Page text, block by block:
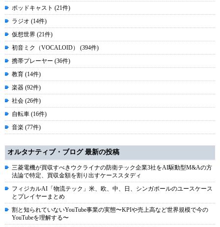
ポッドキャスト (21件)
ラジオ (14件)
仮想世界 (21件)
初音ミク（VOCALOID） (394件)
携帯プレーヤー (36件)
教育 (14件)
楽器 (92件)
社会 (26件)
自転車 (16件)
音楽 (77件)
オルタナティブ・ブログ 最新の投稿
三菱電機が買収すべきウクライナの防衛テック企業3社をAI駆動型M&Aの方
法論で特定、買収金額を割り出すケーススタディ
フィジカルAI「物流テック」米、欧、中、日、シンガポールのユースケース
とプレイヤーまとめ
割と知られていないYouTube事業の実態〜KPIや売上高など世界規模で今の
YouTubeを理解する〜